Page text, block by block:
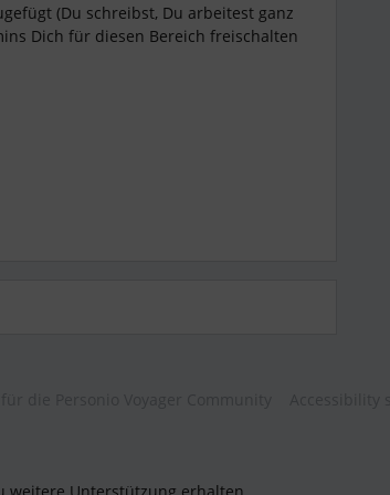
(Du schreibst, Du arbeitest ganz
Dich für diesen Bereich freischalten